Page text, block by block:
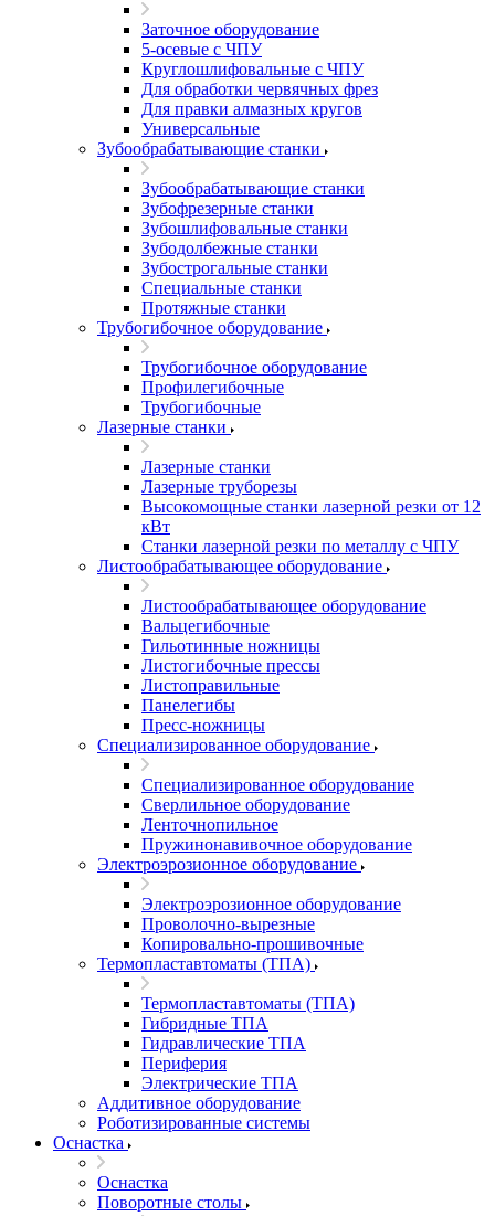
Заточное оборудование
5-осевые с ЧПУ
Круглошлифовальные с ЧПУ
Для обработки червячных фрез
Для правки алмазных кругов
Универсальные
Зубообрабатывающие станки
Зубообрабатывающие станки
Зубофрезерные станки
Зубошлифовальные станки
Зубодолбежные станки
Зубострогальные станки
Специальные станки
Протяжные станки
Трубогибочное оборудование
Трубогибочное оборудование
Профилегибочные
Трубогибочные
Лазерные станки
Лазерные станки
Лазерные труборезы
Высокомощные станки лазерной резки от 12
кВт
Станки лазерной резки по металлу с ЧПУ
Листообрабатывающее оборудование
Листообрабатывающее оборудование
Вальцегибочные
Гильотинные ножницы
Листогибочные прессы
Листоправильные
Панелегибы
Пресс-ножницы
Специализированное оборудование
Специализированное оборудование
Сверлильное оборудование
Ленточнопильное
Пружинонавивочное оборудование
Электроэрозионное оборудование
Электроэрозионное оборудование
Проволочно-вырезные
Копировально-прошивочные
Термопластавтоматы (ТПА)
Термопластавтоматы (ТПА)
Гибридные ТПА
Гидравлические ТПА
Периферия
Электрические ТПА
Аддитивное оборудование
Роботизированные системы
Оснастка
Оснастка
Поворотные столы